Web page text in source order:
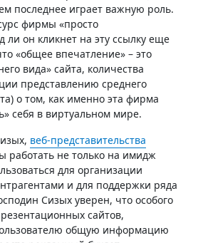
последнее играет важную роль.
фирмы «просто
ли он кликнет на эту ссылку еще
«общее впечатление» – это
вида» сайта, количества
представлению среднего
о том, как именно эта фирма
себя в виртуальном мире.
веб-представительства
работать не только на имидж
для организации
и для поддержки ряда
Сизых уверен, что особого
сайтов,
общую информацию